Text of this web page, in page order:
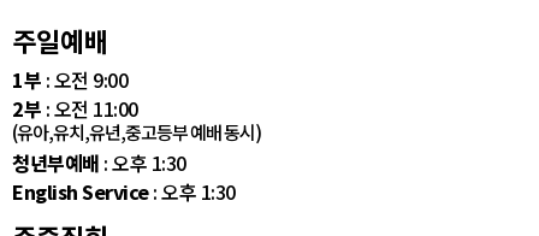
주일예배
1부 : 오전 9:00
2부 : 오전 11:00
(유아,유치,유년,중고등부 예배 동시)
청년부예배 : 오후 1:30
English Service: 오후 1:30